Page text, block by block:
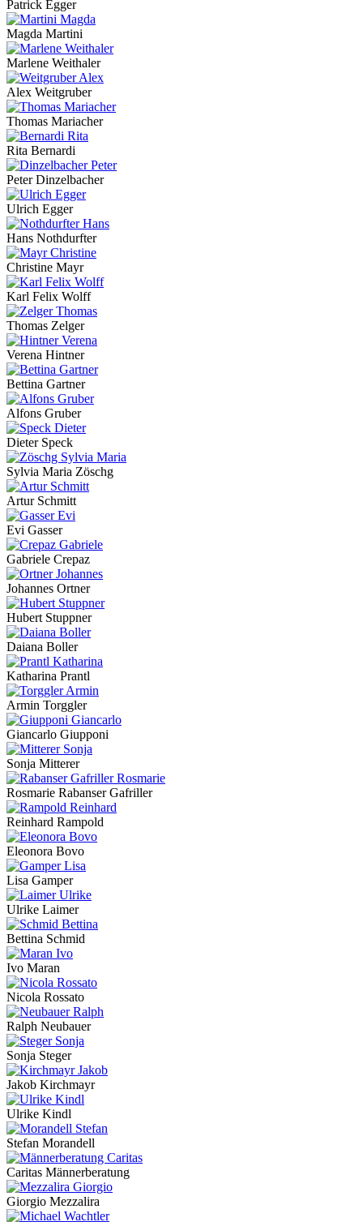
Patrick Egger
Magda Martini
Marlene Weithaler
Alex Weitgruber
Thomas Mariacher
Rita Bernardi
Peter Dinzelbacher
Ulrich Egger
Hans Nothdurfter
Christine Mayr
Karl Felix Wolff
Thomas Zelger
Verena Hintner
Bettina Gartner
Alfons Gruber
Dieter Speck
Sylvia Maria Zöschg
Artur Schmitt
Evi Gasser
Gabriele Crepaz
Johannes Ortner
Hubert Stuppner
Daiana Boller
Katharina Prantl
Armin Torggler
Giancarlo Giupponi
Sonja Mitterer
Rosmarie Rabanser Gafriller
Reinhard Rampold
Eleonora Bovo
Lisa Gamper
Ulrike Laimer
Bettina Schmid
Ivo Maran
Nicola Rossato
Ralph Neubauer
Sonja Steger
Jakob Kirchmayr
Ulrike Kindl
Stefan Morandell
Caritas Männerberatung
Giorgio Mezzalira